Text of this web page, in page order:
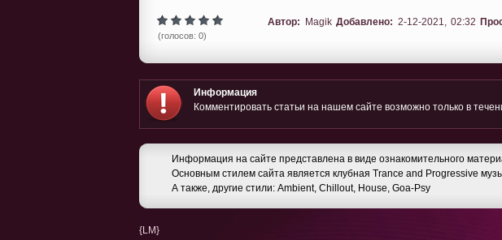
(голосов: 0)
Автор: Magik Добавлено: 2-12-2021, 02:32
Информация
Комментировать статьи на нашем сайте возможно только в
Информация на сайте представлена в виде ознакомительного
Основным стилем сайта является клубная Trance and Progressive
А также, другие стили: Ambient, Chillout, House, Goa-Psy
{LM}